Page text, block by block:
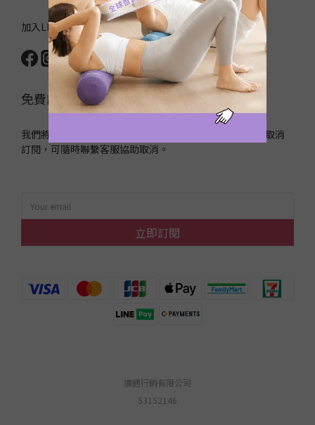
加入LINE官方帳號，領取50元優惠碼！
免費訂閱電子報
我們將不定時發送專屬優惠，只需提供Email，如果您想取消
訂閱，可隨時聯繫客服協助取消。
立即訂閱
廣通行銷有限公司
53152146